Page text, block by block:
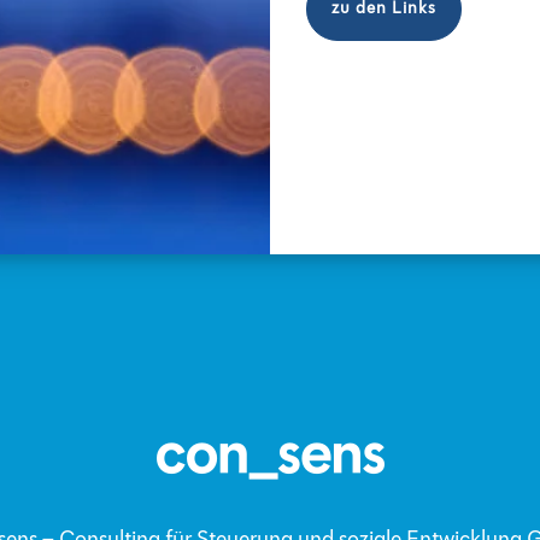
zu den Links